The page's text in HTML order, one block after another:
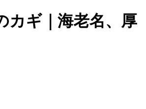
カギ｜海老名、厚